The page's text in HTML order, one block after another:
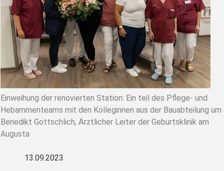
Einweihung der renovierten Station: Ein teil des Pflege- und
Hebammenteams mit den Kolleginnen aus der Bauabteilung um
Benedikt Gottschlich, Ärztlicher Leiter der Geburtsklinik am
Augusta
13.09.2023